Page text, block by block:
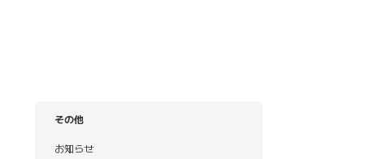
その他
お知らせ